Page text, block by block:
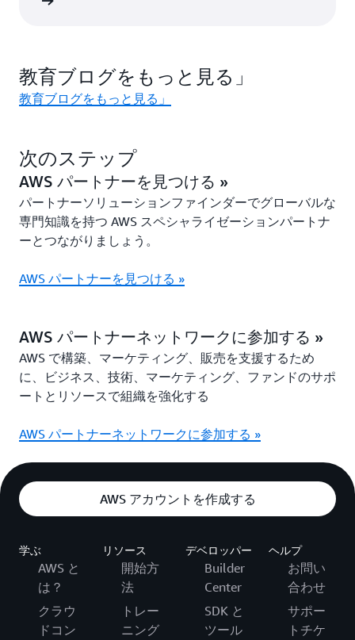
教育ブログをもっと見る」
教育ブログをもっと見る」
次のステップ
AWS パートナーを見つける »
パートナーソリューションファインダーでグローバルな
専門知識を持つ AWS スペシャライゼーションパートナ
ーとつながりましょう。
AWS パートナーを見つける »
AWS パートナーネットワークに参加する »
AWS で構築、マーケティング、販売を支援するため
に、ビジネス、技術、マーケティング、ファンドのサポ
ートとリソースで組織を強化する
AWS パートナーネットワークに参加する »
AWS アカウントを作成する
学ぶ
AWS と
は？
クラウ
ドコン
リソース
開始方
法
トレー
ニング
デベロッパー
Builder
Center
SDK と
ツール
ヘルプ
お問い
合わせ
サポー
トチケ